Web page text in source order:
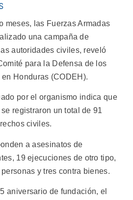
meses, las Fuerzas Armadas
una campaña de
autoridades civiles, reveló
para la Defensa de los
Honduras (CODEH).
por el organismo indica que
registraron un total de 91
civiles.
a asesinatos de
19 ejecuciones de otro tipo,
y tres contra bienes.
aniversario de fundación, el